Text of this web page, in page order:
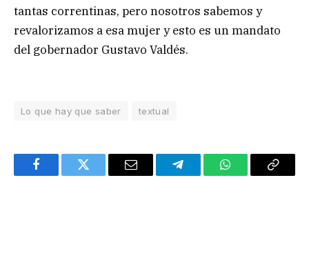
tantas correntinas, pero nosotros sabemos y
revalorizamos a esa mujer y esto es un mandato
del gobernador Gustavo Valdés.
Lo que hay que saber textual
FacebookTwitter Email TelegramWhatsAppCopy